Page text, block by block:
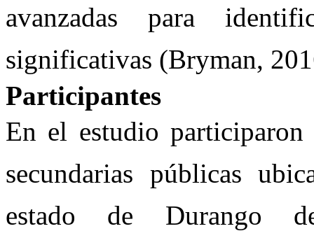
avanzadas para
significativas (Bryman,
Participantes
En el estudio participaron
secundarias públicas
estado de Durango